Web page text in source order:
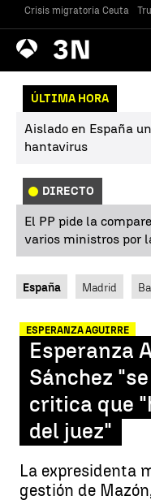
Crisis migratoria Ceuta
Antena
3 Noticias
ÚLTIMA HORA
Aislado en España
hantavirus
DIRECTO
El PP pide la
varios ministros por
España Madrid
ESPERANZA AGUIRRE
Esperanza
Sánchez
critica que
del juez"
La expresidenta
gestión de